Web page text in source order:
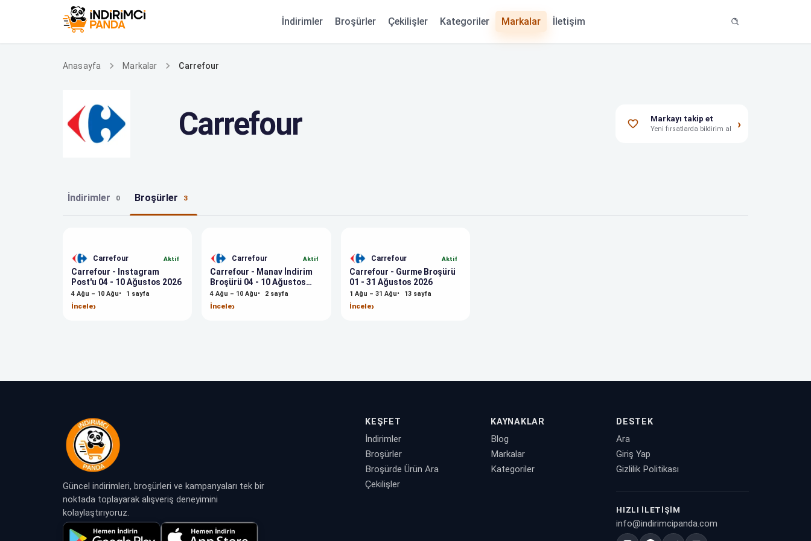
İndirimler Broşürler Çekilişler Kategoriler Markalar İletişim
Anasayfa Markalar Carrefour
Carrefour Markayı takip et
Yeni fırsatlarda bildirim al ›
İndirimler 0 Broşürler 3
Carrefour Aktif
Carrefour - Instagram
Post'u 04 - 10 Ağustos 2026
4 Ağu – 10 Ağu 1 sayfa
İncele›
Carrefour Aktif
Carrefour - Manav İndirim
Broşürü 04 - 10 Ağustos
2026
4 Ağu – 10 Ağu 2 sayfa
İncele›
Carrefour Aktif
Carrefour - Gurme Broşürü
01 - 31 Ağustos 2026
1 Ağu – 31 Ağu 13sayfa
İncele›
Güncel indirimleri, broşürleri ve kampanyaları tek bir
noktada toplayarak alışveriş deneyimini
kolaylaştırıyoruz.
KEŞFET
İndirimler
Broşürler
Broşürde Ürün Ara
Çekilişler
KAYNAKLAR
Blog
Markalar
Kategoriler
DESTEK
Ara
Giriş Yap
Gizlilik Politikası
HIZLI İLETIŞIM
info@indirimcipanda.com